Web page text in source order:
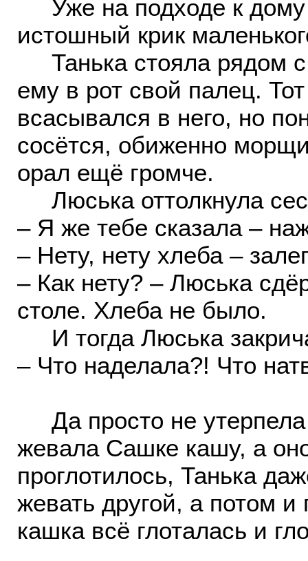
Уже на подходе к дому
истошный крик
Танька стояла рядом с
ему в рот свой палец.
всасывался в него, но
сосётся, обиженно
орал ещё громче.
Люська оттолкнула
– Я же тебе сказала –
– Нету, нету хлеба –
– Как нету? – Люська
столе. Хлеба не было.
И тогда Люська
– Что наделала?! Что
Да просто не
жевала Сашке кашу, а
проглотилось, Танька
жевать другой, а потом
кашка всё глоталась и